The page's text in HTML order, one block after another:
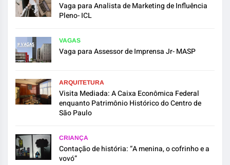
Vaga para Analista de Marketing de Influência
Pleno- ICL
VAGAS
Vaga para Assessor de Imprensa Jr- MASP
ARQUITETURA
Visita Mediada: A Caixa Econômica Federal
enquanto Patrimônio Histórico do Centro de
São Paulo
CRIANÇA
Contação de história: “A menina, o cofrinho e a
vovó”